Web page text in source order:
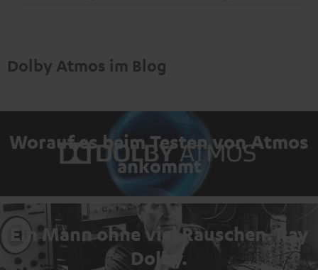
Dolby Atmos im Blog
Worauf es beim Testen von Atmos
ankommt
Ein Mann ohne viel Rauschen. Ray
Dolby.